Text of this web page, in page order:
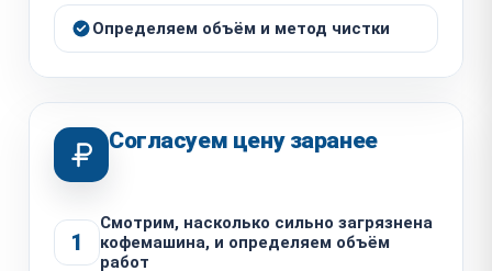
Определяем объём и метод чистки
Согласуем цену заранее
1
Смотрим, насколько сильно загрязнена
кофемашина, и определяем объём
работ